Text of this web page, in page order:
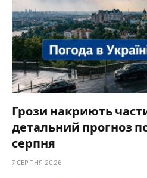
Грози накриють
детальний прогноз
серпня
7 СЕРПНЯ 2026